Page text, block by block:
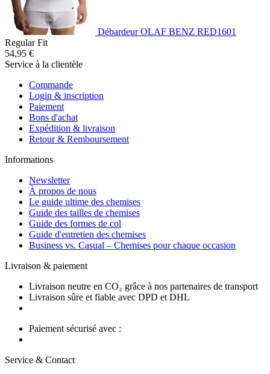
Débardeur OLAF BENZ RED1601
Regular Fit
54,95 €
Service à la clientèle
Commande
Login & inscription
Paiement
Bons d'achat
Expédition & livraison
Retour & Remboursement
Informations
Newsletter
À propos de nous
Le guide ultime des chemises
Guide des tailles de chemises
Guide des formes de col
Guide d'entretien des chemises
Business vs. Casual – Chemises pour chaque occasion
Livraison & paiement
Livraison neutre en CO₂ grâce à nos partenaires de transport
Livraison sûre et fiable avec DPD et DHL
Paiement sécurisé avec :
Service & Contact